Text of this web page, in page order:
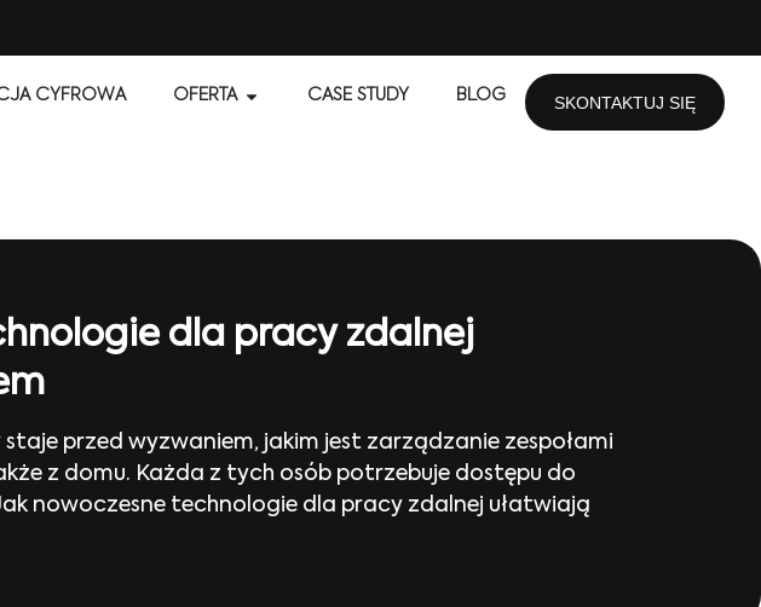
CYFROWA OFERTA CASE STUDY BLOG SKONTAKTUJ SIĘ
dla pracy zdalnej
przed wyzwaniem, jakim jest zarządzanie zespołami
z domu. Każda z tych osób potrzebuje dostępu do
nowoczesne technologie dla pracy zdalnej ułatwiają